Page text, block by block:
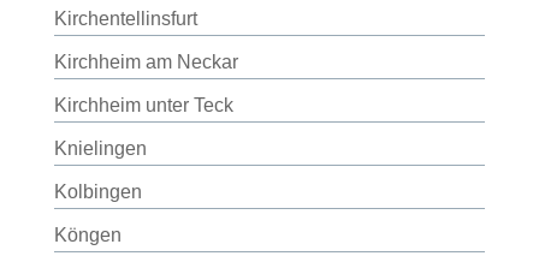
Kirchentellinsfurt
Kirchheim am Neckar
Kirchheim unter Teck
Knielingen
Kolbingen
Köngen